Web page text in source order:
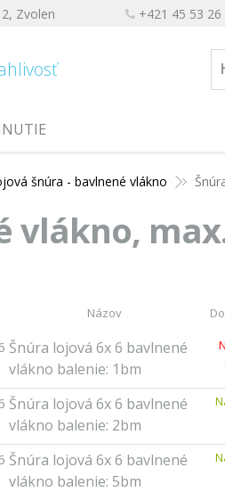
Zvolen +421 45 53 26
šnúra - bavlnené vlákno
Názov
Šnúra lojová 6x 6 bavlnené
vlákno balenie: 1bm
Šnúra lojová 6x 6 bavlnené
vlákno balenie: 2bm
Šnúra lojová 6x 6 bavlnené
vlákno balenie: 5bm